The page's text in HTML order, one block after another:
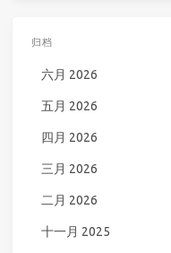
归档
六月 2026
五月 2026
四月 2026
三月 2026
二月 2026
十一月 2025